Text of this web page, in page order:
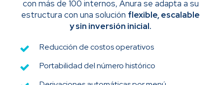
con más de 100 internos, Anura se adapta a su
estructura con una solución flexible, escalable
y sin inversión inicial.
Reducción de costos operativos
Portabilidad del número histórico